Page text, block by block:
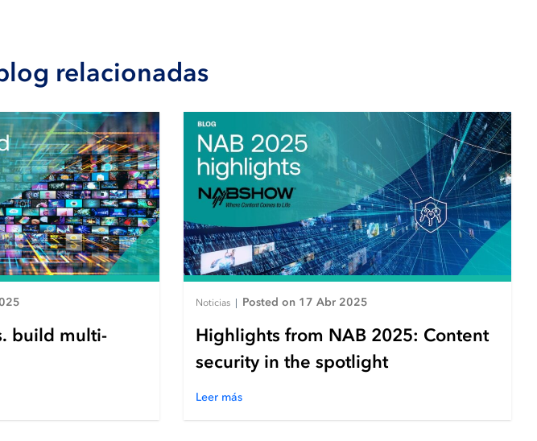
relacionadas
build multi-
Noticias | Posted on 17 Abr 2025
Highlights from NAB 2025: Content
security in the spotlight
Leer más